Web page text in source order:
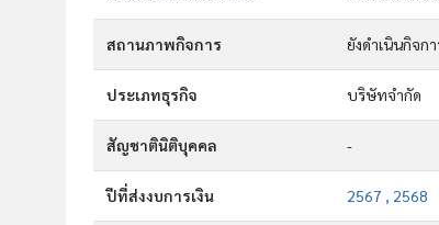
สถานภาพกิจการ ยังดำเนินกิจก
ประเภทธุรกิจ บริษัทจำกัด
สัญชาตินิติบุคคล -
ปีที่ส่งงบการเงิน 2567 , 2568